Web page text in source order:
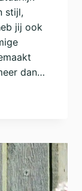
stijl,
jij ook
dan…